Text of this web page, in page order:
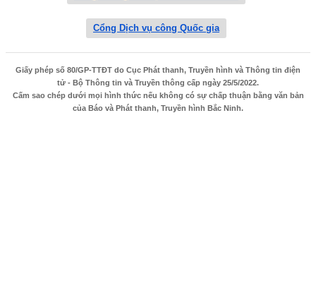
Cổng Dịch vụ công Quốc gia
Giấy phép số 80/GP-TTĐT do Cục Phát thanh, Truyền hình và Thông tin điện
tử - Bộ Thông tin và Truyền thông cấp ngày 25/5/2022.
Cấm sao chép dưới mọi hình thức nếu không có sự chấp thuận bằng văn bản
của Báo và Phát thanh, Truyền hình Bắc Ninh.